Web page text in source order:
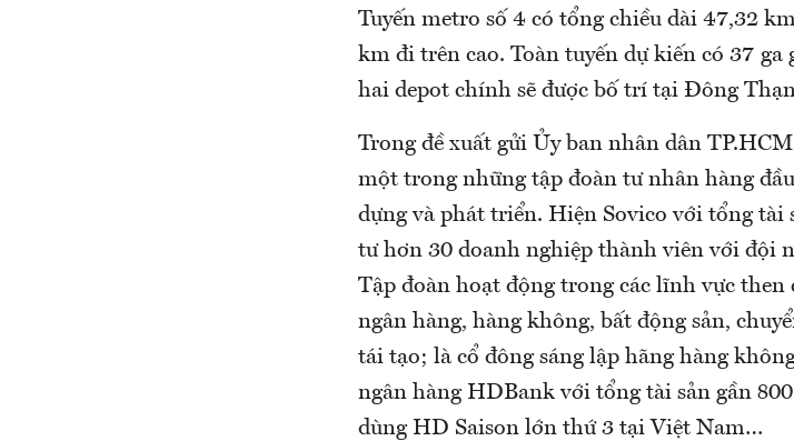
Tuyến metro số 4 có tổng chiều dài 47,32
km đi trên cao. Toàn tuyến dự kiến có 37 ga
hai depot chính sẽ được bố trí tại Đông
Trong đề xuất gửi Ủy ban nhân dân
một trong những tập đoàn tư nhân hàng
dựng và phát triển. Hiện Sovico với tổng tài
tư hơn 30 doanh nghiệp thành viên với đội
Tập đoàn hoạt động trong các lĩnh vực
ngân hàng, hàng không, bất động sản,
tái tạo; là cổ đông sáng lập hãng hàng
ngân hàng HDBank với tổng tài sản gần
dùng HD Saison lớn thứ 3 tại Việt Nam…